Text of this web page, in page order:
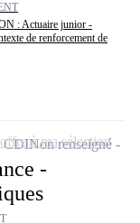
: Actuaire junior -
de renforcement de
-
CDINon renseigné
à ma sélection